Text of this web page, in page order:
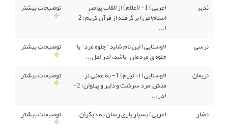
نَذیر (عربی) 1- (اَعلام) از القاب پیامبر
اسلام(ص) برگرفته از قرآن کریم؛ 2-
(...
توضیحات بیشتر
نرسی (اوستایی) این نام شاید ' جلوه مرد ' یا '
جلوه ی مردمان ' باشد، (در اعل...
توضیحات بیشتر
نریمان (اوستایی) (= نیرم) 1- به معنی نر
منش، مرد سرشت و دلیر و پهلوان؛ 2-
(در...
توضیحات بیشتر
نصّار (عربی) بسیار یاری رسان به دیگران. توضیحات بیشتر